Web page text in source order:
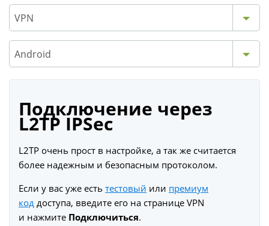
VPN
Android
Подключение через
L2TP IPSec
L2TP очень прост в настройке, а так же считается
более надежным и безопасным протоколом.
Если у вас уже есть тестовый или премиум
код доступа, введите его на странице VPN
и нажмите Подключиться.